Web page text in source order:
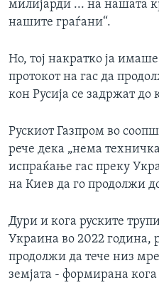
милијарди ... на нашата
нашите граѓани“.
Но, тој накратко ја
протокот на гас да
кон Русија се задржат до
Рускиот Газпром во
рече дека „нема
испраќање гас преку
на Киев да го продолжи
Дури и кога руските
Украина во 2022 година,
продолжи да тече низ
земјата - формирана